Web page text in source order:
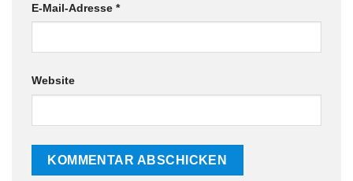
E-Mail-Adresse *
Website